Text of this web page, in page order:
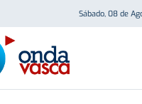
Sábado, 08 de